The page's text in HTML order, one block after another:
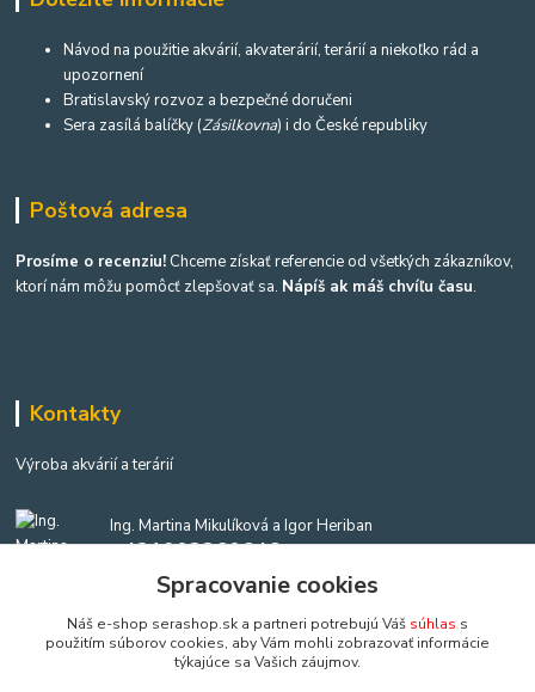
Návod na použitie akvárií, akvaterárií, terárií a niekoľko rád a
upozornení
Bratislavský rozvoz a bezpečné doručeni
Sera zasílá balíčky (Zásilkovna) i do České republiky
Poštová adresa
Prosíme o recenziu! Chceme získať referencie od všetkých zákazníkov,
ktorí nám môžu pomôcť zlepšovať sa. Nápíš ak máš chvíľu času.
Kontakty
Výroba akvárií a terárií
Ing. Martina Mikulíková a Igor Heriban
+421903360646
(Po-Pia, 8-16 hod.)
akvaria@akvaria.sk
Spracovanie cookies
Náš e-shop serashop.sk a partneri potrebujú Váš súhlas s
použitím súborov cookies, aby Vám mohli zobrazovať informácie
týkajúce sa Vašich záujmov.